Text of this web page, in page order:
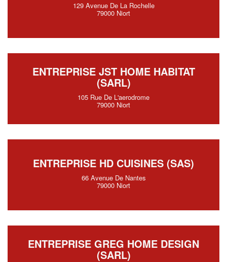
129 Avenue De La Rochelle
79000 Niort
ENTREPRISE JST HOME HABITAT
(SARL)
105 Rue De L'aerodrome
79000 Niort
ENTREPRISE HD CUISINES (SAS)
66 Avenue De Nantes
79000 Niort
ENTREPRISE GREG HOME DESIGN
(SARL)